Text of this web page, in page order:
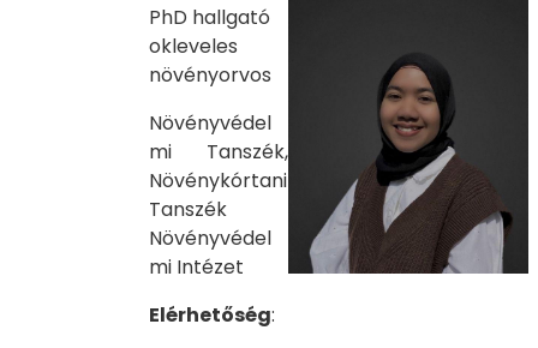
PhD hallgató
okleveles
növényorvos
Növényvédel
mi Tanszék,
Növénykórtani
Tanszék
Növényvédel
mi Intézet
Elérhetőség: